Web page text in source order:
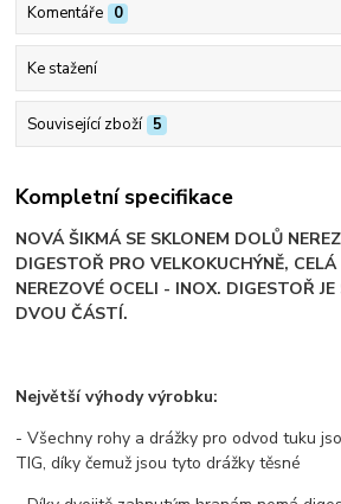
Komentáře 0
Ke stažení
Související zboží 5
Kompletní specifikace
NOVÁ ŠIKMÁ SE SKLONEM DOLŮ
DIGESTOŘ PRO VELKOKUCHÝNĚ,
NEREZOVÉ OCELI - INOX. DIGESTOŘ JE
DVOU ČÁSTÍ.
Největší výhody výrobku:
- Všechny rohy a drážky pro odvod tuku
TIG, díky čemuž jsou tyto drážky těsné